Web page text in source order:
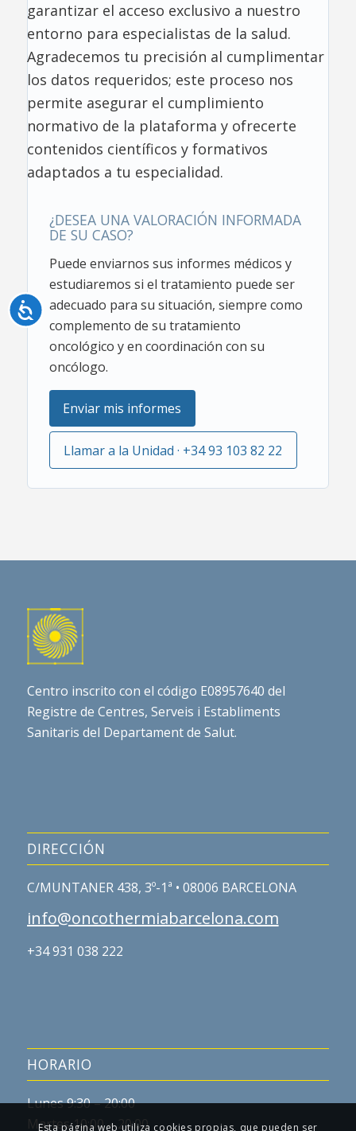
Accesibilidad
garantizar el acceso exclusivo a nuestro
entorno para especialistas de la salud.
Agradecemos tu precisión al cumplimentar
los datos requeridos; este proceso nos
permite asegurar el cumplimiento
normativo de la plataforma y ofrecerte
contenidos científicos y formativos
adaptados a tu especialidad.
¿DESEA UNA VALORACIÓN INFORMADA
DE SU CASO?
Puede enviarnos sus informes médicos y
estudiaremos si el tratamiento puede ser
adecuado para su situación, siempre como
complemento de su tratamiento
oncológico y en coordinación con su
oncólogo.
Enviar mis informes
Llamar a la Unidad · +34 93 103 82 22
Centro inscrito con el código E08957640 del
Registre de Centres, Serveis i Establiments
Sanitaris del Departament de Salut.
DIRECCIÓN
C/MUNTANER 438, 3º-1ª • 08006 BARCELONA
info@oncothermiabarcelona.com
+34 931 038 222
HORARIO
Lunes 9:30 – 20:00
Martes 10:00 – 20:00
Esta página web utiliza cookies propias, que pueden ser